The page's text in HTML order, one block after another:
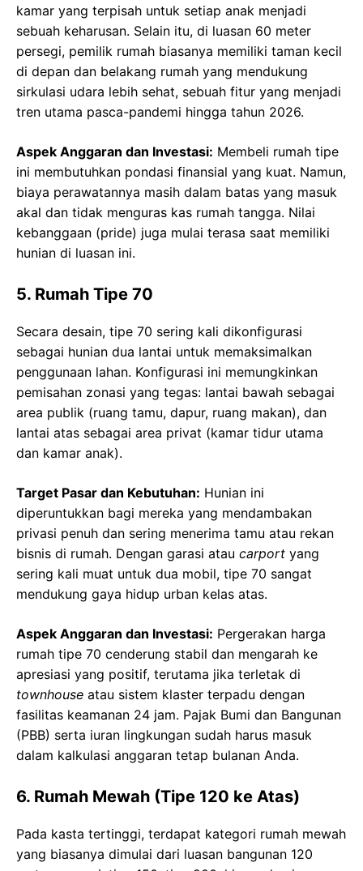
kamar yang terpisah untuk setiap anak menjadi
sebuah keharusan. Selain itu, di luasan 60 meter
persegi, pemilik rumah biasanya memiliki taman kecil
di depan dan belakang rumah yang mendukung
sirkulasi udara lebih sehat, sebuah fitur yang menjadi
tren utama pasca-pandemi hingga tahun 2026.
Aspek Anggaran dan Investasi: Membeli rumah tipe
ini membutuhkan pondasi finansial yang kuat. Namun,
biaya perawatannya masih dalam batas yang masuk
akal dan tidak menguras kas rumah tangga. Nilai
kebanggaan (pride) juga mulai terasa saat memiliki
hunian di luasan ini.
5. Rumah Tipe 70
Secara desain, tipe 70 sering kali dikonfigurasi
sebagai hunian dua lantai untuk memaksimalkan
penggunaan lahan. Konfigurasi ini memungkinkan
pemisahan zonasi yang tegas: lantai bawah sebagai
area publik (ruang tamu, dapur, ruang makan), dan
lantai atas sebagai area privat (kamar tidur utama
dan kamar anak).
Target Pasar dan Kebutuhan: Hunian ini
diperuntukkan bagi mereka yang mendambakan
privasi penuh dan sering menerima tamu atau rekan
bisnis di rumah. Dengan garasi atau carport yang
sering kali muat untuk dua mobil, tipe 70 sangat
mendukung gaya hidup urban kelas atas.
Aspek Anggaran dan Investasi: Pergerakan harga
rumah tipe 70 cenderung stabil dan mengarah ke
apresiasi yang positif, terutama jika terletak di
townhouse atau sistem klaster terpadu dengan
fasilitas keamanan 24 jam. Pajak Bumi dan Bangunan
(PBB) serta iuran lingkungan sudah harus masuk
dalam kalkulasi anggaran tetap bulanan Anda.
6. Rumah Mewah (Tipe 120 ke Atas)
Pada kasta tertinggi, terdapat kategori rumah mewah
yang biasanya dimulai dari luasan bangunan 120